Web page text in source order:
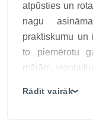
atpūsties un
nagu
praktiskumu un
to piemērotu
mājām,
Rādīt vairāk❯